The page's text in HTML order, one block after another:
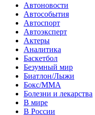
Автоновости
Автособытия
Автоспорт
Автоэксперт
Актеры
Аналитика
Баскетбол
Безумный мир
Биатлон/Лыжи
Бокс/MMA
Болезни и лекарства
В мире
В России